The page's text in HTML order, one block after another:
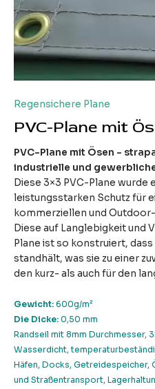
Regensichere Plane
PVC-Plane mit
PVC-Plane mit Ösen -
industrielle und
Diese 3×3 PVC-Plane wurde
leistungsstarken Schutz für
kommerziellen und
Diese auf Langlebigkeit und
Plane ist so konstruiert,
standhält, was sie zu einer
den kurz- als auch für den
Gewicht: 600g/m²
Die Dicke: 0,50 mm
Randseil mit 8mm Durchmesser,
Wasserdicht,
Häfen, Docks, Getreidespeicher,
und Straßentransport,